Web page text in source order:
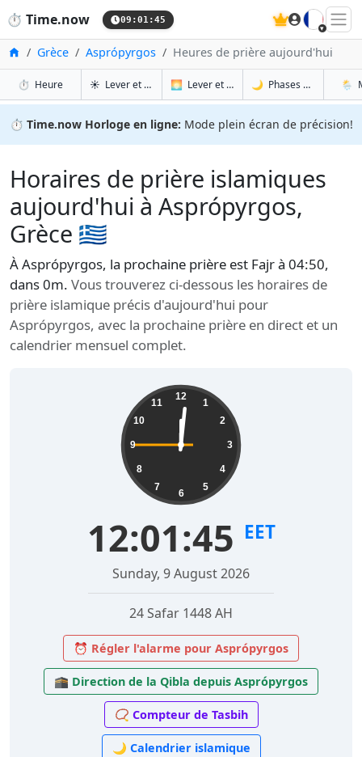
⏱️ Time.now 09:01:46 🇫🇷
Accueil
Grèce Asprópyrgos Heures de prière aujourd'hui
⏱️ Heureà Asprópyrgos
☀️ Lever et coucher du soleil à Asprópyrgos
🌅 Lever et coucher du soleil demain à
🌙 Phases de la Lune à
🌦️
⏱️ Time.now Horloge en ligne: Mode plein écran de précision!
Horaires de prière islamiques
aujourd'hui à Asprópyrgos,
Grèce 🇬🇷
À Asprópyrgos, la prochaine prière est Fajr à 04:50,
dans 0m. Vous trouverez ci-dessous les horaires de
prière islamique précis d'aujourd'hui pour
Asprópyrgos, avec la prochaine prière en direct et un
calendrier mensuel complet.
12
1
2
3
4
5
6
7
8
9
10
11
12:01:46 EET
Sunday, 9 August 2026
24 Safar 1448 AH
⏰ Régler l'alarme pour Asprópyrgos
🕋 Direction de la Qibla depuis Asprópyrgos
📿 Compteur de Tasbih
🌙 Calendrier islamique